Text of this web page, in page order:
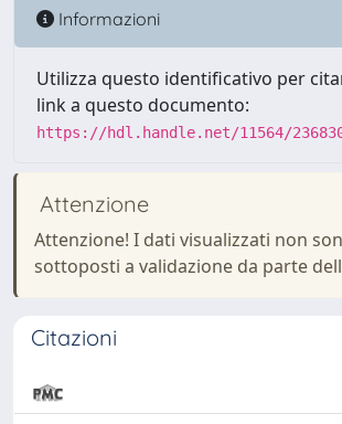
Informazioni
Utilizza questo identificativo per
link a questo documento:
https://hdl.handle.net/11564/
Attenzione
Attenzione! I dati visualizzati non
sottoposti a validazione da parte
Citazioni